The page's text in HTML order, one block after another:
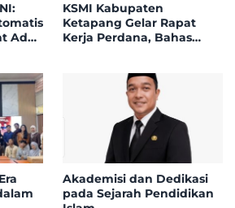
Ada
KSMI Kabupaten
Ketapang Gelar Rapat
Kerja Perdana, Bahas
Akademisi dan Dedikasi
pada Sejarah Pendidikan